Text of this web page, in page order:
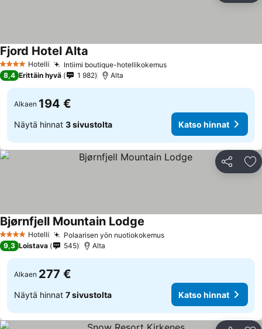
4 Tähtiluokitus
Hotelli Intiimi boutique-hotellikokemusKatso hinnat
Fjord Hotel Alta
8,4 Erittäin hyvä 1 982 Alta
Alkaen 194 €
Näytä hinnat 3 sivustolta Katso hinnat
Jaa
4 Tähtiluokitus
Hotelli Polaarisen yön nuotiokokemusKatso hinnat
Bjørnfjell Mountain Lodge
9,3 Loistava 545 Alta
Alkaen 277 €
Näytä hinnat 7 sivustolta Katso hinnat